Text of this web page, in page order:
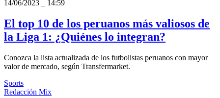
14/06/2023
14:59
El top 10 de los peruanos más valiosos de
la Liga 1: ¿Quiénes lo integran?
Conozca la lista actualizada de los futbolistas peruanos con mayor
valor de mercado, según Transfermarket.
Sports
Redacción Mix